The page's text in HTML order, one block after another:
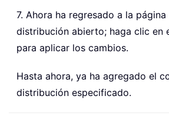
7. Ahora ha regresado a la
distribución abierto; haga clic en
para aplicar los cambios.
Hasta ahora, ya ha agregado el
distribución especificado.